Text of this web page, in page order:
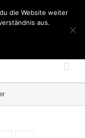
die Website weiter
aus.